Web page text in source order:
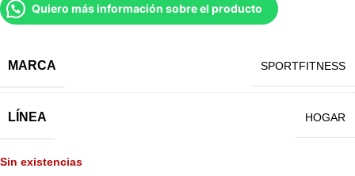
Quiero más información sobre el producto
MARCA SPORTFITNESS
LÍNEA HOGAR
Sin existencias